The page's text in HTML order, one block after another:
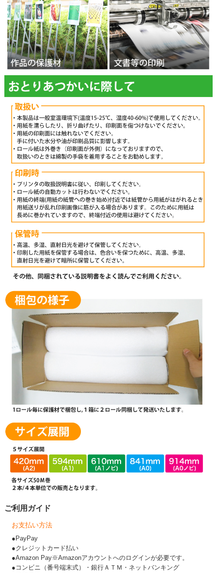
ご利用ガイド
お支払い方法
●PayPay
●クレジットカード払い
●Amazon Pay※Amazonアカウントへのログインが必要です。
●コンビニ（番号端末式）・銀行ＡＴＭ・ネットバンキング